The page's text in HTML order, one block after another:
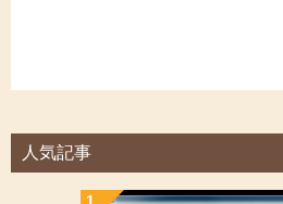
人気記事